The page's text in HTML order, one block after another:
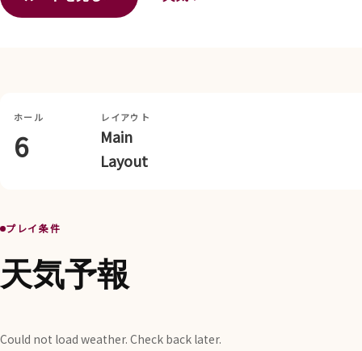
ホール
6
レイアウト
Main
Layout
プレイ条件
天気予報
Could not load weather. Check back later.